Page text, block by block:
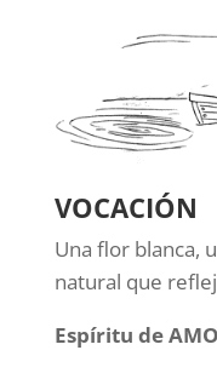
VOCACIÓN
Una flor blanca,
natural que
Espíritu de